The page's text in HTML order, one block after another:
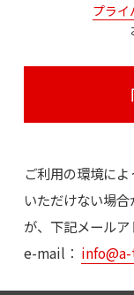
プライ
ご利用の環境に
いただけない場
が、下記メールア
e-mail：